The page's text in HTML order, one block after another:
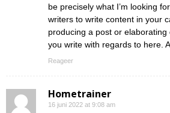
be precisely what I’m looking
writers to write content in your
producing a post or
you write with regards to here.
Reageer
Hometrainer
16 juni 2022 at 9:08 am